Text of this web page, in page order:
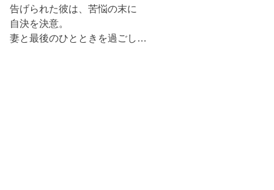
告げられた彼は、苦悩の末に
自決を決意。
妻と最後のひとときを過ごし…